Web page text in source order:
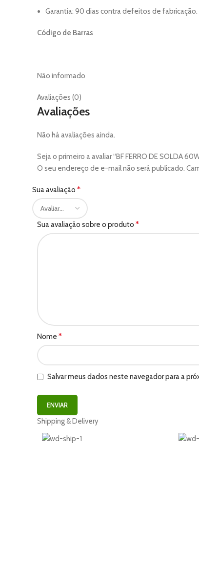
Garantia: 90 dias contra defeitos de fabricação.
Código de Barras
Não informado
Avaliações (0)
Avaliações
Não há avaliações ainda.
Seja o primeiro a avaliar “BF FERRO DE SOLDA
O seu endereço de e-mail não será publicado.
Sua avaliação *
Sua avaliação sobre o produto *
Nome *
Salvar meus dados neste navegador para a
Shipping & Delivery